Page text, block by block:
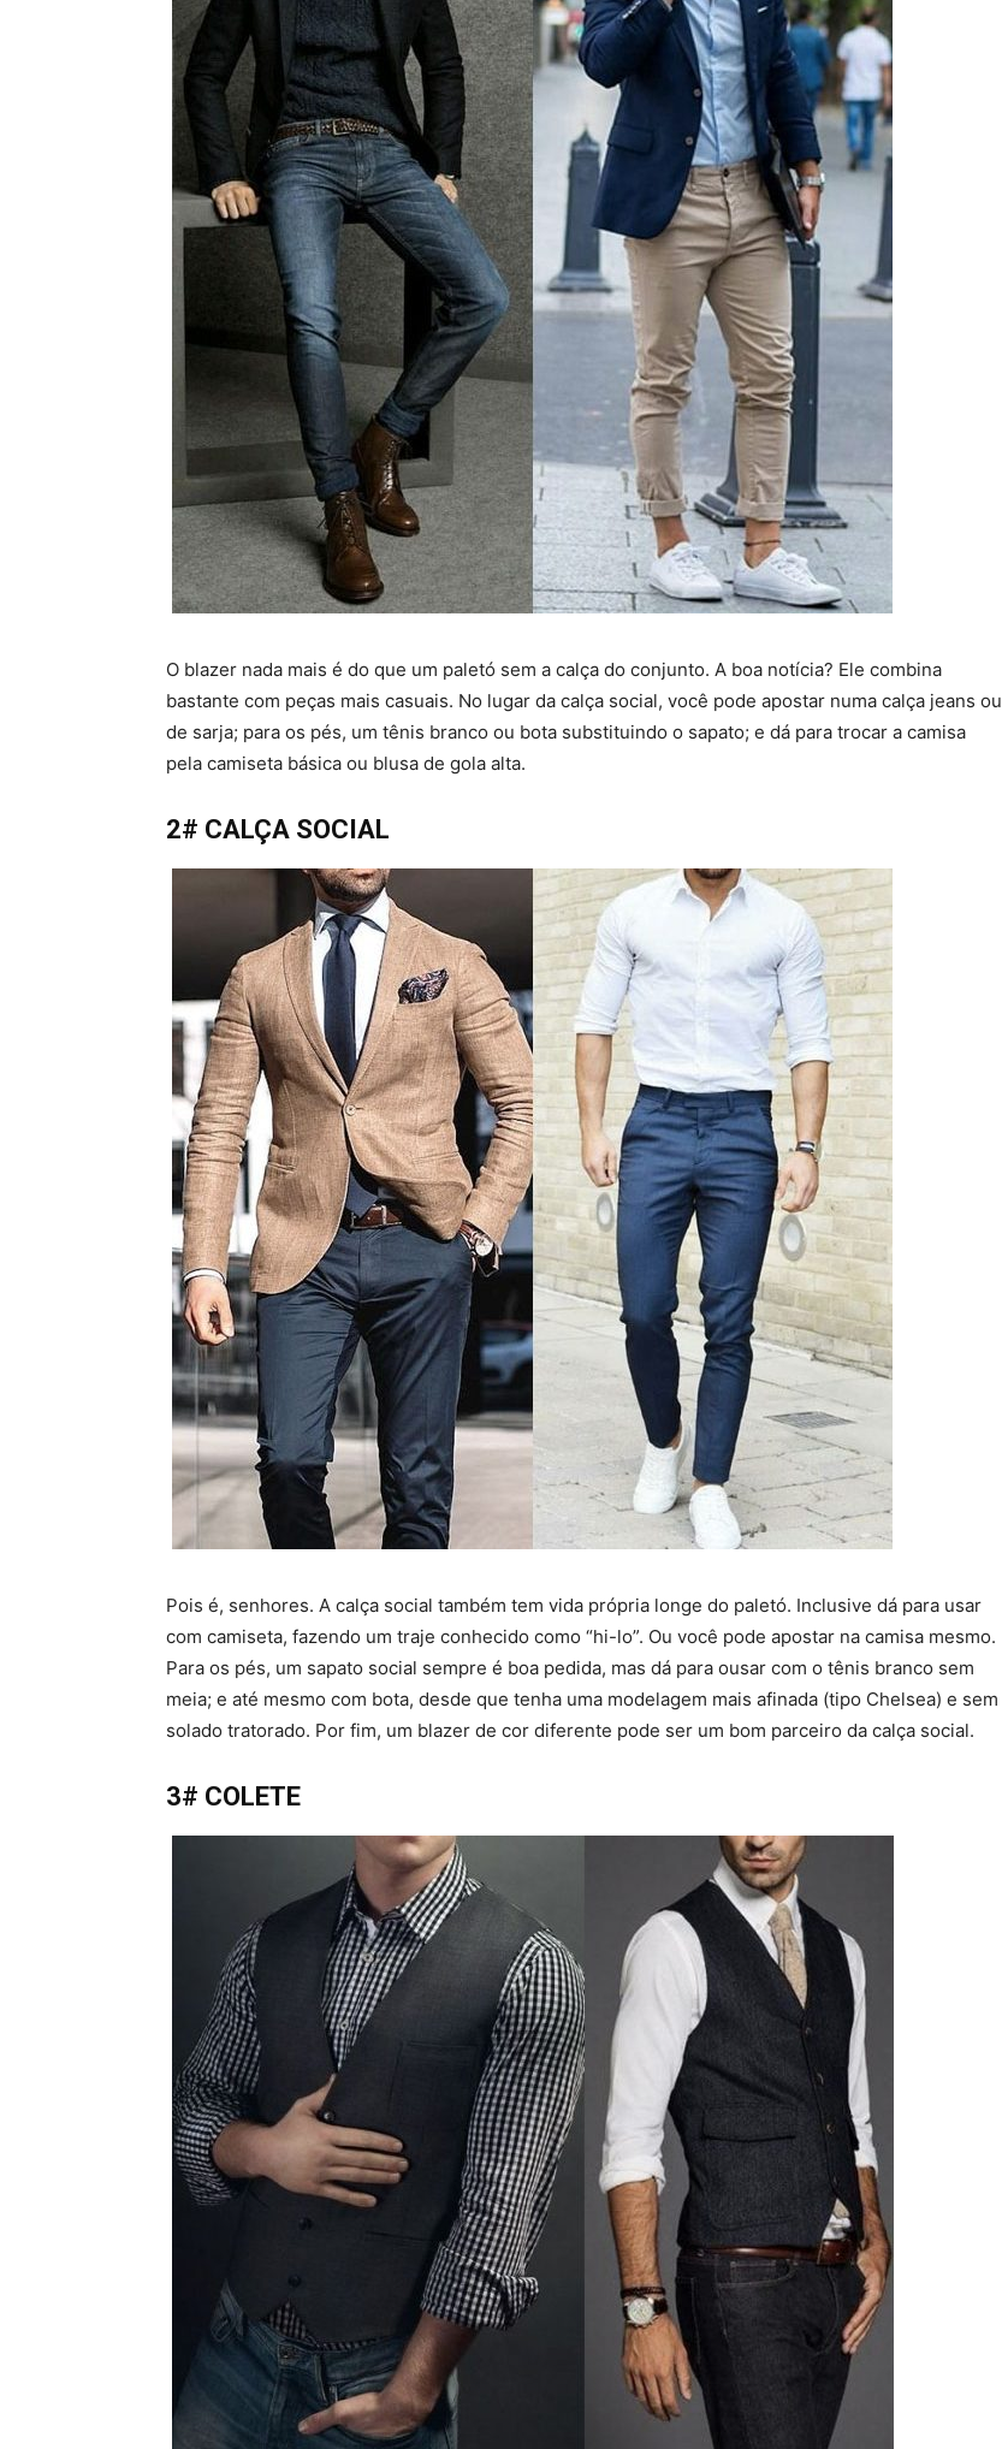
O blazer nada mais é do que um paletó sem a calça do conjunto. A boa notícia? Ele combina
bastante com peças mais casuais. No lugar da calça social, você pode apostar numa calça jeans ou
de sarja; para os pés, um tênis branco ou bota substituindo o sapato; e dá para trocar a camisa
pela camiseta básica ou blusa de gola alta.
2# CALÇA SOCIAL
Pois é, senhores. A calça social também tem vida própria longe do paletó. Inclusive dá para usar
com camiseta, fazendo um traje conhecido como “hi-lo”. Ou você pode apostar na camisa mesmo.
Para os pés, um sapato social sempre é boa pedida, mas dá para ousar com o tênis branco sem
meia; e até mesmo com bota, desde que tenha uma modelagem mais afinada (tipo Chelsea) e sem
solado tratorado. Por fim, um blazer de cor diferente pode ser um bom parceiro da calça social.
3# COLETE